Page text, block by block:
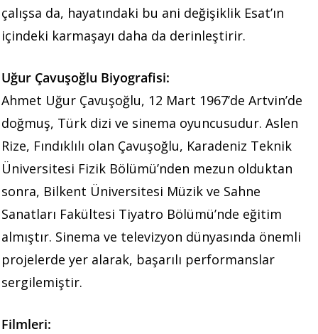
çalışsa da, hayatındaki bu ani değişiklik Esat’ın
içindeki karmaşayı daha da derinleştirir.
Uğur Çavuşoğlu Biyografisi:
Ahmet Uğur Çavuşoğlu, 12 Mart 1967’de Artvin’de
doğmuş, Türk dizi ve sinema oyuncusudur. Aslen
Rize, Fındıklılı olan Çavuşoğlu, Karadeniz Teknik
Üniversitesi Fizik Bölümü’nden mezun olduktan
sonra, Bilkent Üniversitesi Müzik ve Sahne
Sanatları Fakültesi Tiyatro Bölümü’nde eğitim
almıştır. Sinema ve televizyon dünyasında önemli
projelerde yer alarak, başarılı performanslar
sergilemiştir.
Filmleri: